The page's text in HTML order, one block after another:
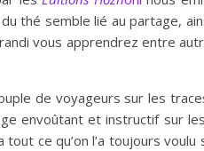
thé semble lié au partage,
vous apprendrez entre
de voyageurs sur les
envoûtant et instructif sur
tout ce qu’on l’a toujours